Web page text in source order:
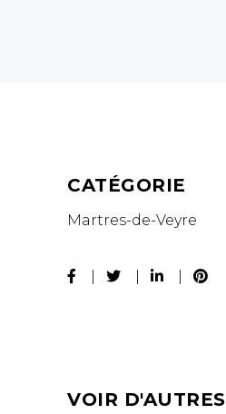
CATÉGORIE
Martres-de-Veyre
VOIR D'AUTRES